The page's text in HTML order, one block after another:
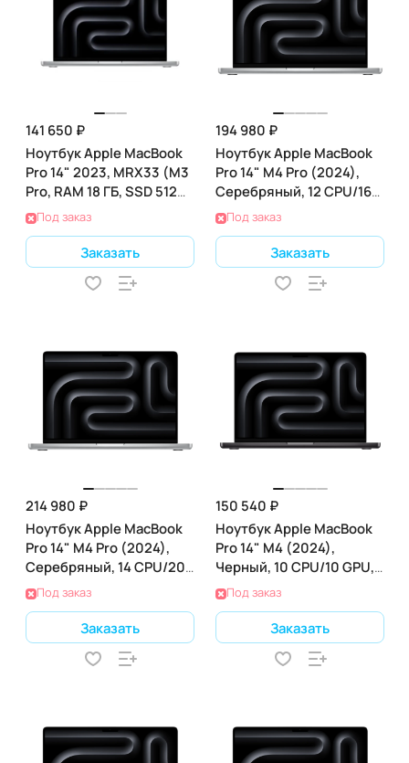
141 650 ₽
Ноутбук Apple MacBook
Pro 14" 2023, MRX33 (M3
Pro, RAM 18 ГБ, SSD 512
ГБ), Space Gray
Под заказ
Заказать
194 980 ₽
Ноутбук Apple MacBook
Pro 14" M4 Pro (2024),
Серебряный, 12 CPU/16
GPU, 24 RAM 512 ГБ SSD,
(MX2E3)
Под заказ
Заказать
214 980 ₽
Ноутбук Apple MacBook
Pro 14" M4 Pro (2024),
Серебряный, 14 CPU/20
GPU, 24 RAM 1 ТБ SSD,
(MX2F3)
Под заказ
Заказать
150 540 ₽
Ноутбук Apple MacBook
Pro 14" M4 (2024),
Черный, 10 CPU/10 GPU,
16 RAM 512 ГБ SSD,
(MW2U3)
Под заказ
Заказать